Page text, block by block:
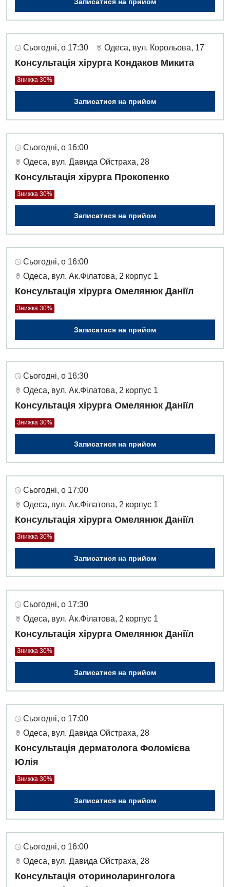
Сьогодні, о 17:30 Одеса, вул. Корольова, 17
Консультація хірурга Кондаков Микита
Знижка 30%
Записатися на прийом
Сьогодні, о 16:00
Одеса, вул. Давида Ойстраха, 28
Консультація хірурга Прокопенко
Знижка 30%
Записатися на прийом
Сьогодні, о 16:00
Одеса, вул. Ак.Філатова, 2 корпус 1
Консультація хірурга Омелянюк Даніїл
Знижка 30%
Записатися на прийом
Сьогодні, о 16:30
Одеса, вул. Ак.Філатова, 2 корпус 1
Консультація хірурга Омелянюк Даніїл
Знижка 30%
Записатися на прийом
Сьогодні, о 17:00
Одеса, вул. Ак.Філатова, 2 корпус 1
Консультація хірурга Омелянюк Даніїл
Знижка 30%
Записатися на прийом
Сьогодні, о 17:30
Одеса, вул. Ак.Філатова, 2 корпус 1
Консультація хірурга Омелянюк Даніїл
Знижка 30%
Записатися на прийом
Сьогодні, о 17:00
Одеса, вул. Давида Ойстраха, 28
Консультація дерматолога Фоломієва
Юлія
Знижка 30%
Записатися на прийом
Сьогодні, о 16:00
Одеса, вул. Давида Ойстраха, 28
Консультація оториноларинголога